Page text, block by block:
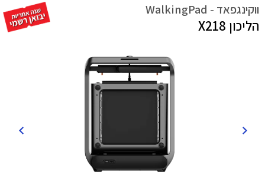
ווקינגפאד - WalkingPad
הליכון X218